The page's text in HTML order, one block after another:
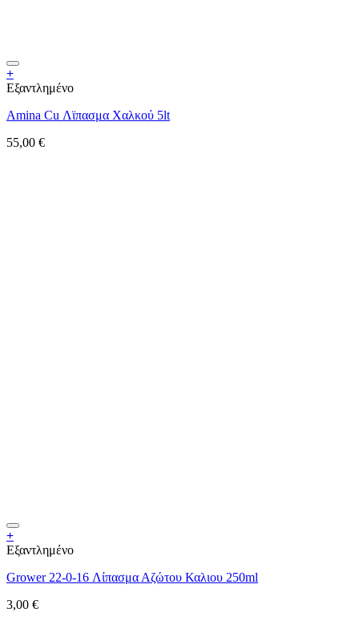
+
Εξαντλημένο
Amina Cu Λϊπασμα Χαλκού 5lt
55,00 €
+
Εξαντλημένο
Grower 22-0-16 Λίπασμα Αζώτου Καλιου 250ml
3,00 €